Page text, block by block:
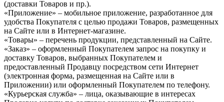
(доставки Товаров и пр.).
«Приложение» – мобильное приложение, разработанное для
удобства Покупателя с целью продажи Товаров, размещенных
на Сайте или в Интернет-магазине.
«Товары» – перечень продукции, представленный на Сайте.
«Заказ» – оформленный Покупателем запрос на покупку и
доставку Товаров, выбранных Покупателем и
предоставленный Продавцу посредством сети Интернет
(электронная форма, размещенная на Сайте или в
Приложении) или оформленный Покупателем по телефону.
«Курьерская служба» – лица, оказывающие в интересах